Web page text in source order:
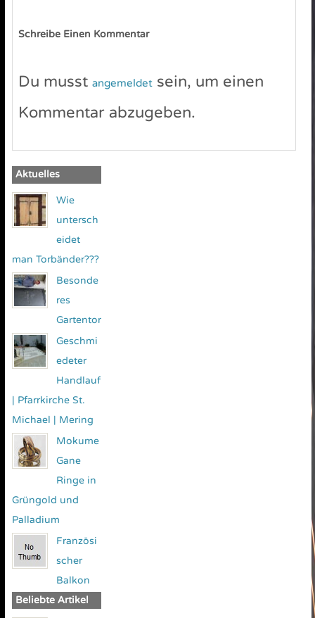
Schreibe Einen Kommentar
Du musst angemeldetsein, um einen
Kommentar abzugeben.
Aktuelles
Wie
untersch
eidet
man Torbänder???
Besonde
res
Gartentor
Geschmi
edeter
Handlauf
| Pfarrkirche St.
Michael | Mering
Mokume
Gane
Ringe in
Grüngold und
Palladium
Französi
scher
Balkon
Beliebte Artikel